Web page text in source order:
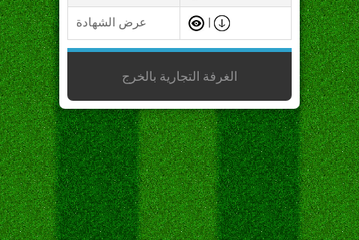
عرض الشهادة
الغرفة التجارية بالخرج